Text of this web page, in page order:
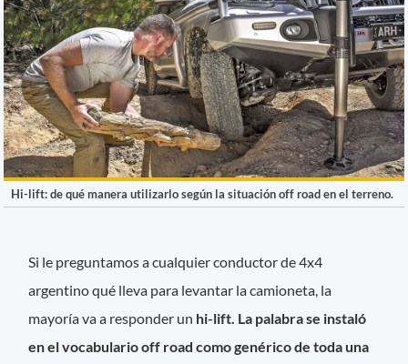
Hi-lift: de qué manera utilizarlo según la situación off road en el terreno.
Si le preguntamos a cualquier conductor de 4x4
argentino qué lleva para levantar la camioneta, la
mayoría va a responder un hi-lift. La palabra se instaló
en el vocabulario off road como genérico de toda una